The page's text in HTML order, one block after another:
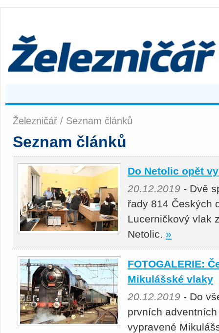
Železničář / Seznam článků
Seznam článků
Do Netolic opět
20.12.2019 - Dvě
řady 814 Českých
Lucerničkový vlak
Netolic. »
FOTOGALERIE:
Mikulášské vlaky
20.12.2019 - Do
prvních
vypravené